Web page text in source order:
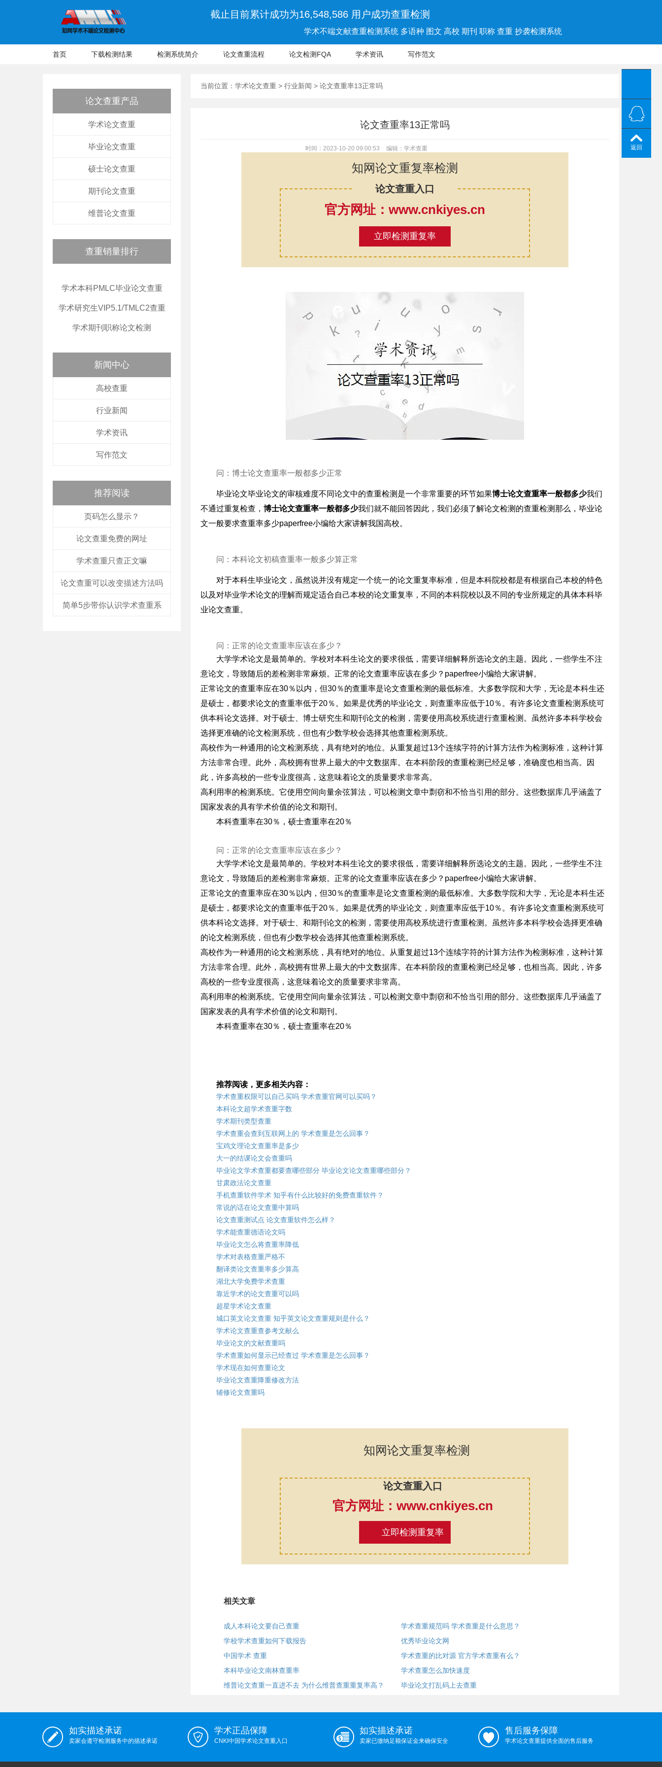
截止目前累计成功为16,548,586 用户成功查重检测
学术不端文献查重检测系统 多语种 图文 高校 期刊 职称 查重 抄袭检测系统
首页 下载检测结果 检测系统简介 论文查重流程 论文检测FQA 学术资讯 写作范文
论文查重产品
学术论文查重
毕业论文查重
硕士论文查重
期刊论文查重
维普论文查重
查重销量排行
学术本科PMLC毕业论文查重
学术研究生VIP5.1/TMLC2查重
学术期刊职称论文检测
新闻中心
高校查重
行业新闻
学术资讯
写作范文
推荐阅读
页码怎么显示？
论文查重免费的网址
学术查重只查正文嘛
论文查重可以改变描述方法吗
简单5步带你认识学术查重系
当前位置： 学术论文查重 > 行业新闻 > 论文查重率13正常吗
论文查重率13正常吗
时间：2023-10-20 09:00:53 编辑：学术查重
知网论文重复率检测
论文查重入口
官方网址：www.cnkiyes.cn
立即检测重复率
问：博士论文查重率一般都多少正常
毕业论文毕业论文的审核难度不同论文中的查重检测是一个非常重要的环节如果博士论文查重率一般都多少我们
不通过重复检查， 博士论文查重率一般都多少我们就不能回答因此，我们必须了解论文检测的查重检测那么，毕业论
文一般要求查重率多少paperfree小编给大家讲解我国高校。
问：本科论文初稿查重率一般多少算正常
对于本科生毕业论文，虽然说并没有规定一个统一的论文重复率标准，但是本科院校都是有根据自己本校的特色
以及对毕业学术论文的理解而规定适合自己本校的论文重复率，不同的本科院校以及不同的专业所规定的具体本科毕
业论文查重。
问：正常的论文查重率应该在多少？
大学学术论文是最简单的。学校对本科生论文的要求很低，需要详细解释所选论文的主题。因此，一些学生不注
意论文，导致随后的差检测非常麻烦。正常的论文查重率应该在多少？paperfree小编给大家讲解。
正常论文的查重率应在30％以内，但30％的查重率是论文查重检测的最低标准。大多数学院和大学，无论是本科生还
是硕士，都要求论文的查重率低于20％。如果是优秀的毕业论文，则查重率应低于10％。有许多论文查重检测系统可
供本科论文选择。对于硕士、博士研究生和期刊论文的检测，需要使用高校系统进行查重检测。虽然许多本科学校会
选择更准确的论文检测系统，但也有少数学校会选择其他查重检测系统。
高校作为一种通用的论文检测系统，具有绝对的地位。从重复超过13个连续字符的计算方法作为检测标准，这种计算
方法非常合理。此外，高校拥有世界上最大的中文数据库。在本科阶段的查重检测已经足够，准确度也相当高。因
此，许多高校的一些专业度很高，这意味着论文的质量要求非常高。
高利用率的检测系统。它使用空间向量余弦算法，可以检测文章中剽窃和不恰当引用的部分。这些数据库几乎涵盖了
国家发表的具有学术价值的论文和期刊。
本科查重率在30％，硕士查重率在20％
问：正常的论文查重率应该在多少？
大学学术论文是最简单的。学校对本科生论文的要求很低，需要详细解释所选论文的主题。因此，一些学生不注
意论文，导致随后的差检测非常麻烦。正常的论文查重率应该在多少？paperfree小编给大家讲解。
正常论文的查重率应在30％以内，但30％的查重率是论文查重检测的最低标准。大多数学院和大学，无论是本科生还
是硕士，都要求论文的查重率低于20％。如果是优秀的毕业论文，则查重率应低于10％。有许多论文查重检测系统可
供本科论文选择。对于硕士、和期刊论文的检测，需要使用高校系统进行查重检测。虽然许多本科学校会选择更准确
的论文检测系统，但也有少数学校会选择其他查重检测系统。
高校作为一种通用的论文检测系统，具有绝对的地位。从重复超过13个连续字符的计算方法作为检测标准，这种计算
方法非常合理。此外，高校拥有世界上最大的中文数据库。在本科阶段的查重检测已经足够，也相当高。因此，许多
高校的一些专业度很高，这意味着论文的质量要求非常高。
高利用率的检测系统。它使用空间向量余弦算法，可以检测文章中剽窃和不恰当引用的部分。这些数据库几乎涵盖了
国家发表的具有学术价值的论文和期刊。
本科查重率在30％，硕士查重率在20％
推荐阅读，更多相关内容：
学术查重权限可以自己买吗 学术查重官网可以买吗？
本科论文超学术查重字数
学术期刊类型查重
学术查重会查到互联网上的 学术查重是怎么回事？
宝鸡文理论文查重率是多少
大一的结课论文会查重吗
毕业论文学术查重都要查哪些部分 毕业论文论文查重哪些部分？
甘肃政法论文查重
手机查重软件学术 知乎有什么比较好的免费查重软件？
常说的话在论文查重中算吗
论文查重测试点 论文查重软件怎么样？
学术能查重德语论文吗
毕业论文怎么将查重率降低
学术对表格查重严格不
翻译类论文查重率多少算高
湖北大学免费学术查重
靠近学术的论文查重可以吗
超星学术论文查重
城口英文论文查重 知乎英文论文查重规则是什么？
学术论文查重查参考文献么
毕业论文的文献查重吗
学术查重如何显示已经查过 学术查重是怎么回事？
学术现在如何查重论文
毕业论文查重降重修改方法
辅修论文查重吗
知网论文重复率检测
论文查重入口
官方网址：www.cnkiyes.cn
立即检测重复率
相关文章
成人本科论文要自己查重
学校学术查重如何下载报告
中国学术 查重
本科毕业论文南林查重率
维普论文查重一直进不去 为什么维普查重重复率高？
学术查重规范吗 学术查重是什么意思？
优秀毕业论文网
学术查重的比对源 官方学术查重有么？
学术查重怎么加快速度
毕业论文打乱码上去查重
如实描述承诺
卖家会遵守检测服务中的描述承诺
学术正品保障
CNKI中国学术论文查重入口
如实描述承诺
卖家已缴纳足额保证金来确保安全
售后服务保障
学术论文查重提供全面的售后服务
返回